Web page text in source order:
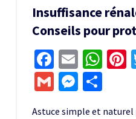
Insuffisance
Conseils pour
Facebook
Email
Gmail
Astuce simple et naturel